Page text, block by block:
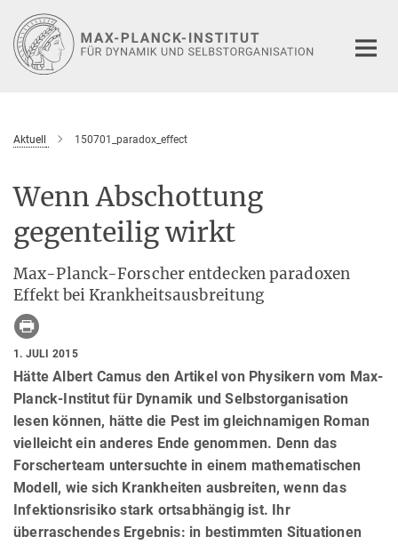
Hauptinhalt
Aktuell 150701_paradox_effect
Wenn Abschottung
gegenteilig wirkt
Max-Planck-Forscher entdecken paradoxen
Effekt bei Krankheitsausbreitung
1. JULI 2015
Hätte Albert Camus den Artikel von Physikern vom Max-
Planck-Institut für Dynamik und Selbstorganisation
lesen können, hätte die Pest im gleichnamigen Roman
vielleicht ein anderes Ende genommen. Denn das
Forscherteam untersuchte in einem mathematischen
Modell, wie sich Krankheiten ausbreiten, wenn das
Infektionsrisiko stark ortsabhängig ist. Ihr
überraschendes Ergebnis: in bestimmten Situationen